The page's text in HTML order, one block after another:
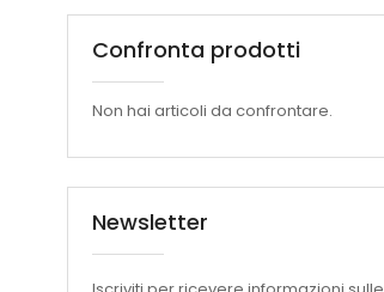
Confronta prodotti
Non hai articoli da confrontare.
Newsletter